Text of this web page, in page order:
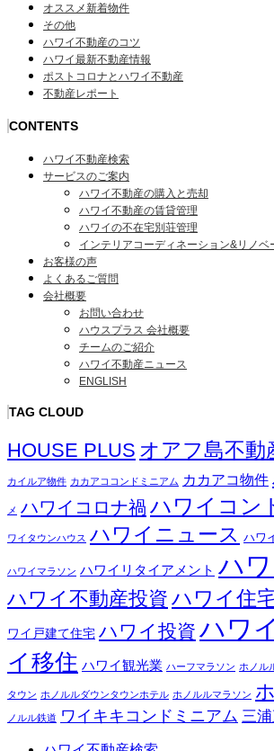
オススメ新着物件
その他
ハワイ不動産のコツ
ハワイ最新不動産情報
ポストコロナとハワイ不動産
不動産レポート
CONTENTS
ハワイ不動産検索
サービスのご案内
ハワイ不動産の購入と売却
ハワイ不動産の賃貸管理
ハワイの不在宅別荘管理
インテリアコーディネーション&リノベ
お客様の声
よくあるご質問
会社概要
お問い合わせ
ハウスプラス 会社概要
チームのご紹介
ハワイ不動産ニュース
ENGLISH
TAG CLOUD
HOUSE PLUS オアフ島不動
カイルア物件 カカアココンドミニアム カカアコ物件
メ ハワイコロナ禍 ハワイコン
ワイタウンハウス ハワイニュース ハワ
ハワイマラソン ハワイリタイアメント ハ
ハワイ不動産投資 ハワイ住
ワイ戸建て住宅 ハワイ投資 ハワ
イ移住 ハワイ観光業 ハーフマラソン ホノル
タウン ホノルルダウンタウンホテル ホノルルマラソン
ノルル鉄道 ワイキキコンドミニアム 三